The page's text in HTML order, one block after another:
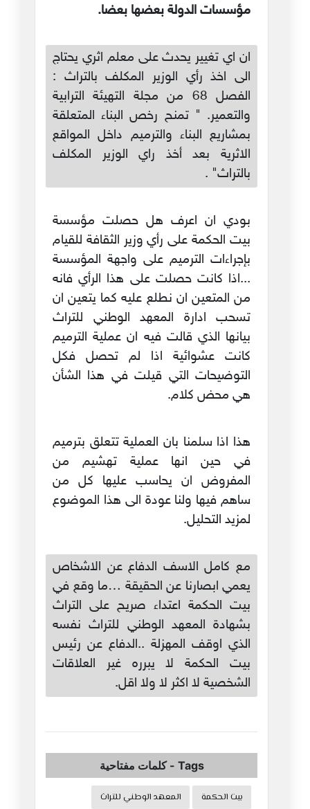
مؤسسات الدولة بعضها بعضا.
ان اي تغيير يحدث على معلم اثري يحتاج
الى اخذ رأي الوزير المكلف بالتراث :
الفصل 68 من مجلة التهيئة الترابية
والتعمير. " تمنح رخص البناء المتعلقة
بمشاريع البناء والترميم داخل المواقع
الاثرية بعد أخذ راي الوزير المكلف
بالتراث" .
بودي ان اعرف هل حصلت مؤسسة
بيت الحكمة على رأي وزير الثقافة للقيام
بإجراءات الترميم على واجهة المؤسسة
...اذا كانت حصلت على هذا الرأي فانه
من المتعين ان نطلع عليه كما يتعين ان
تسحب ادارة المعهد الوطني للتراث
بيانها الذي قالت فيه ان عملية الترميم
كانت عشوائية اذا لم تحصل فكل
التوضيحات التي قيلت في هذا الشأن
هي محض كلام.
هذا اذا سلمنا بان العملية تتعلق بترميم
في حين انها عملية تهشيم من
المفروض ان يحاسب عليها كل من
ساهم فيها ولنا عودة الى هذا الموضوع
لمزيد التحليل.
مع كامل الاسف الدفاع عن الاشخاص
يعمي ابصارنا عن الحقيقة …ما وقع في
بيت الحكمة اعتداء صريح على التراث
بشهادة المعهد الوطني للتراث نفسه
الذي اوقف المهزلة ..الدفاع عن رئيس
بيت الحكمة لا يبرره غير العلاقات
الشخصية لا اكثر لا ولا اقل.
Tags
-كلمات مفتاحية
بيت الحكمة
المعهد الوطني للتراث